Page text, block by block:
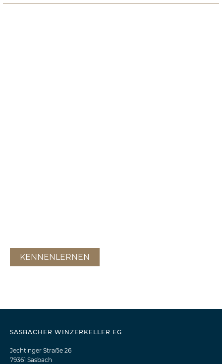
KENNENLERNEN
SASBACHER WINZERKELLER EG
Jechtinger Straẞe 26
79361 Sasbach